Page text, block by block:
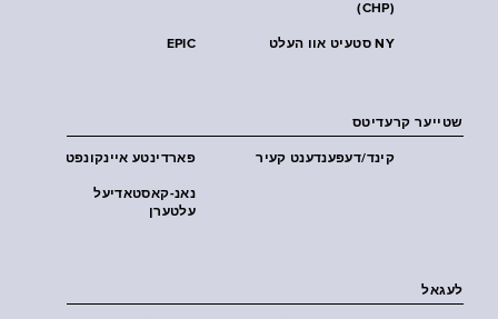
(CHP)
EPIC NY סטעיט אוו העלט
שטייער קרעדיטס
פארדינטע איינקונפט קינד/דעפענדענט קעיר
נאנ-קאסטאדיעל
עלטערן
לעגאל